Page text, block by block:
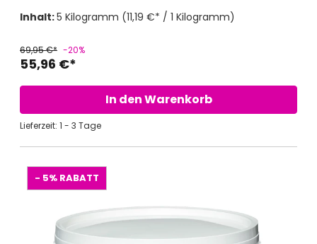
Durchschnittliche Bewertung von 4.8 von 5 Sternen
Inhalt:5 Kilogramm (11,19 €* / 1 Kilogramm)
55,96 €*
69,95 €* -20%
In den Warenkorb
Lieferzeit: 1 - 3 Tage
- 5% RABATT